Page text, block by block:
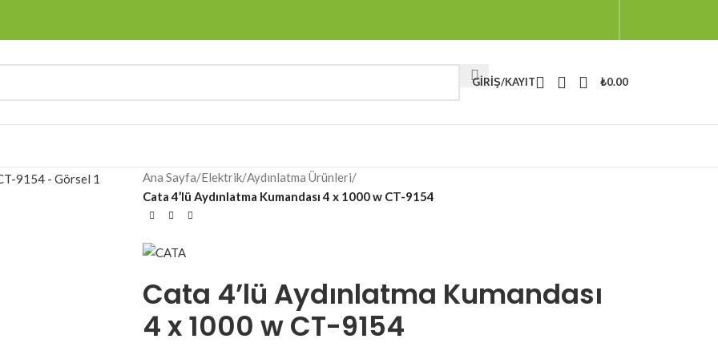
GIRIŞ/KAYIT ₺0.00
Ana Sayfa/Elektrik/Aydınlatma Ürünleri/
Cata 4’lü Aydınlatma Kumandası 4 x 1000 w CT-9154
Cata 4’lü Aydınlatma Kumandası
4 x 1000 w CT-9154